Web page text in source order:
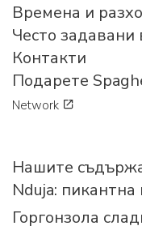
Времена и
Често задавани
Контакти
Подарете
Network
Нашите
Nduja:
Горгонзола